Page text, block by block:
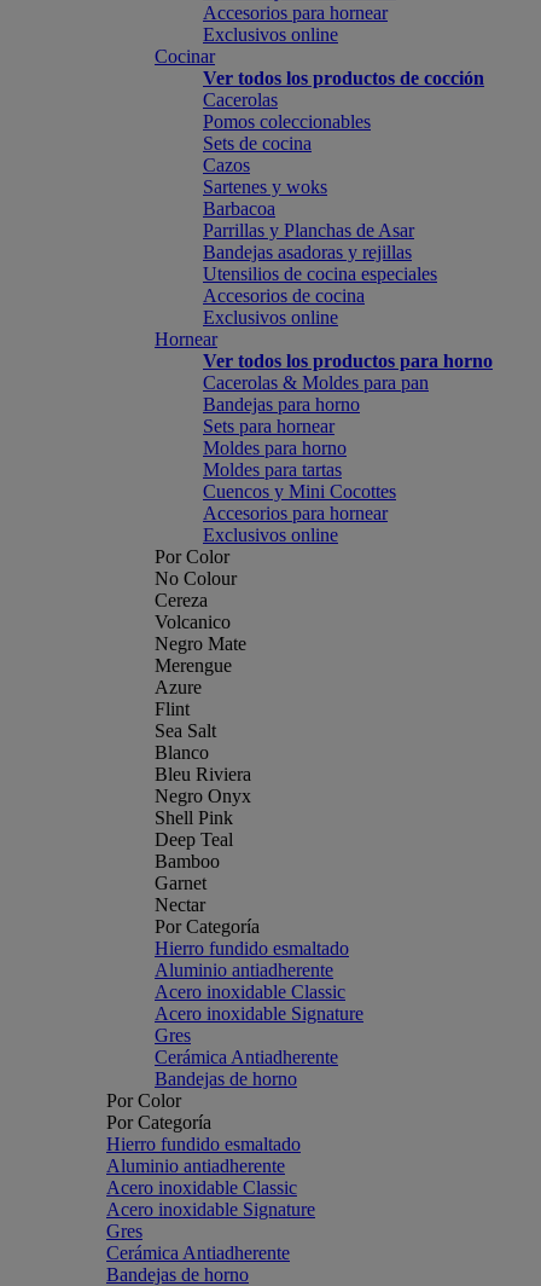
Accesorios para hornear
Exclusivos online
Cocinar
Ver todos los productos de cocción
Cacerolas
Pomos coleccionables
Sets de cocina
Cazos
Sartenes y woks
Barbacoa
Parrillas y Planchas de Asar
Bandejas asadoras y rejillas
Utensilios de cocina especiales
Accesorios de cocina
Exclusivos online
Hornear
Ver todos los productos para horno
Cacerolas & Moldes para pan
Bandejas para horno
Sets para hornear
Moldes para horno
Moldes para tartas
Cuencos y Mini Cocottes
Accesorios para hornear
Exclusivos online
Por Color
No Colour
Cereza
Volcanico
Negro Mate
Merengue
Azure
Flint
Sea Salt
Blanco
Bleu Riviera
Negro Onyx
Shell Pink
Deep Teal
Bamboo
Garnet
Nectar
Por Categoría
Hierro fundido esmaltado
Aluminio antiadherente
Acero inoxidable Classic
Acero inoxidable Signature
Gres
Cerámica Antiadherente
Bandejas de horno
Por Color
Por Categoría
Hierro fundido esmaltado
Aluminio antiadherente
Acero inoxidable Classic
Acero inoxidable Signature
Gres
Cerámica Antiadherente
Bandejas de horno